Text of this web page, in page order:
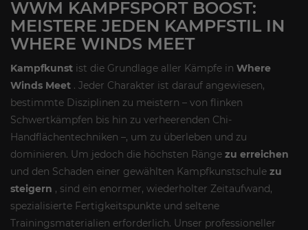
WWM KAMPFSPORT BOOST:
MEISTERE JEDEN KAMPFSTIL IN
WHERE WINDS MEET
Kampfkunst ist die Grundlage aller Kämpfe in Where
Winds Meet . Jeder Charakter ist darauf angewiesen,
bestimmte Disziplinen zu meistern – von flinken
Schwertkämpfen bis hin zu verheerenden Chi-
Handflächentechniken –, um zu überleben und zu
dominieren. Um jedoch die höchsten Ränge zu erreichen
und den Schaden einer gewählten Kampfkunstschule zu
steigern , sind ein enormer, wiederholter Zeitaufwand,
spezialisierte Fertigkeitspunkte und seltene
Trainingsmaterialien erforderlich. Unser professioneller